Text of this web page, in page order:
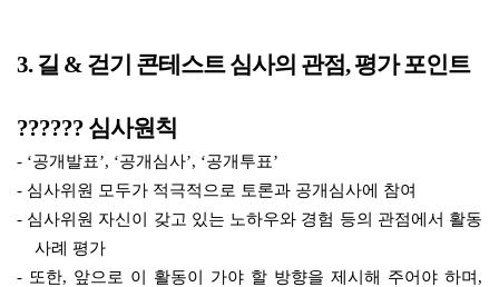
3. 길 & 걷기 콘테스트 심사의 관점, 평가 포인트
?????? 심사원칙
- ‘공개발표’, ‘공개심사’, ‘공개투표’
- 심사위원 모두가 적극적으로 토론과 공개심사에 참여
- 심사위원 자신이 갖고 있는 노하우와 경험 등의 관점에서 활동
사례 평가
- 또한, 앞으로 이 활동이 가야 할 방향을 제시해 주어야 하며,